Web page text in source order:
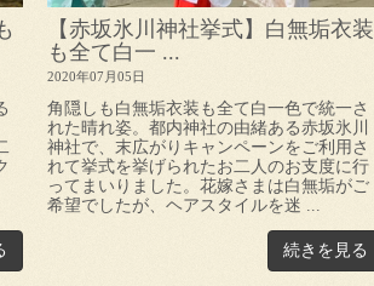
【赤坂氷川神社挙式】白無垢衣装
も全て白一 ...
2020年07月05日
角隠しも白無垢衣装も全て白一色で統一さ
れた晴れ姿。都内神社の由緒ある赤坂氷川
神社で、末広がりキャンペーンをご利用さ
れて挙式を挙げられたお二人のお支度に行
ってまいりました。花嫁さまは白無垢がご
希望でしたが、ヘアスタイルを迷 ...
続きを見る